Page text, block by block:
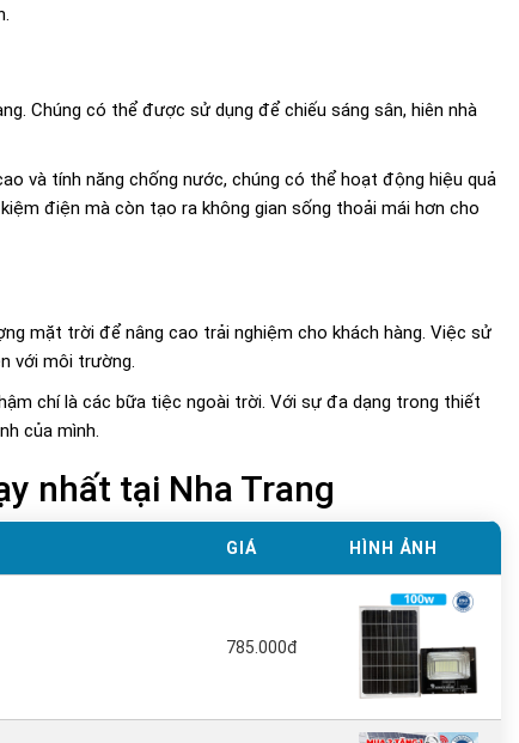
Chúng có thể được sử dụng để chiếu sáng sân, hiên nhà
và tính năng chống nước, chúng có thể hoạt động hiệu quả
điện mà còn tạo ra không gian sống thoải mái hơn cho
mặt trời để nâng cao trải nghiệm cho khách hàng. Việc sử
với môi trường.
chí là các bữa tiệc ngoài trời. Với sự đa dạng trong thiết
của mình.
nhất tại Nha Trang
GIÁ HÌNH ẢNH
785.000đ